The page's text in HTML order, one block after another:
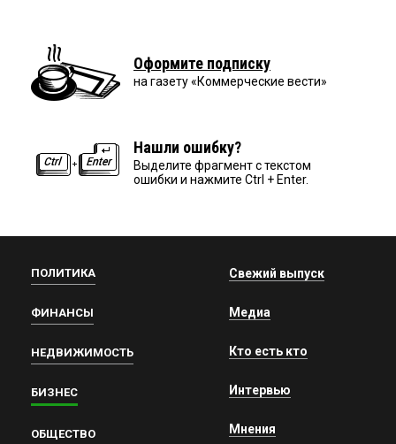
Оформите подписку
на газету «Коммерческие вести»
Нашли ошибку?
Выделите фрагмент с текстом
ошибки и нажмите Ctrl + Enter.
ПОЛИТИКА
ФИНАНСЫ
НЕДВИЖИМОСТЬ
БИЗНЕС
ОБЩЕСТВО
Свежий выпуск
Медиа
Кто есть кто
Интервью
Мнения